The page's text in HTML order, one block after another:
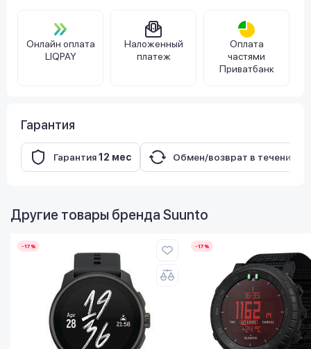
Онлайн оплата
LIQPAY
Наложенный
платеж
Оплата
частями
Приватбанк
Гарантия
Гарантия12 мес Обмен/возврат в течение
Другие товары бренда Suunto
-17% -17%